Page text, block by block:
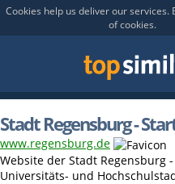
Cookies help us deliver our
of cookies.
Stadt Regensburg -
www.regensburg.de
Website der Stadt Regensburg
Universitäts- und